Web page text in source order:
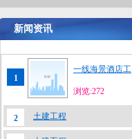
新闻资讯
1
一线海景酒店工
浏览:272
2 土建工程